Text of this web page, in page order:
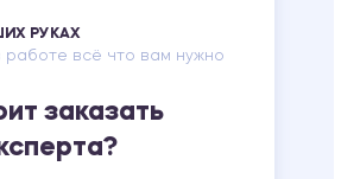
РУКАХ
работе всё что вам нужно
заказать